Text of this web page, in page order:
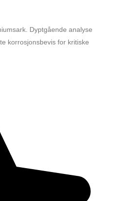
Dyptgående analyse
korrosjonsbevis for kritiske